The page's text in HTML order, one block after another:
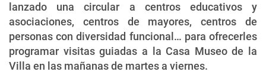
lanzado una circular a centros educativos y
asociaciones, centros de mayores, centros de
personas con diversidad funcional… para ofrecerles
programar visitas guiadas a la Casa Museo de la
Villa en las mañanas de martes a viernes.